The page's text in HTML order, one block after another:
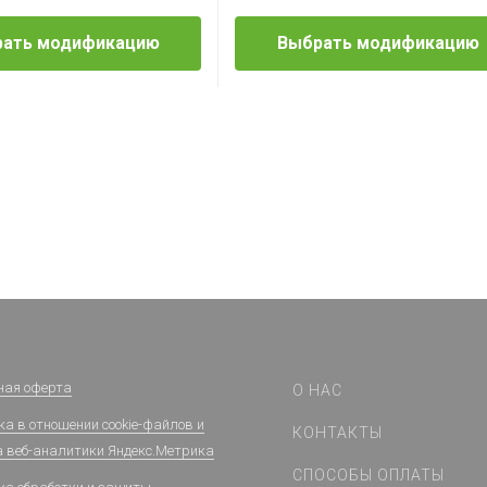
модификацию Выбрать модификацию
оферта
в отношении cookie-файлов и
веб-аналитики Яндекс.Метрика
О НАС
КОНТАКТЫ
СПОСОБЫ ОПЛАТЫ